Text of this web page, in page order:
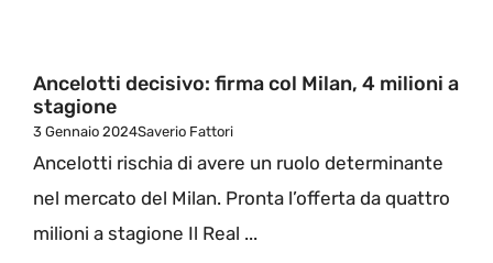
Ancelotti decisivo: firma col Milan, 4 milioni a
stagione
3 Gennaio 2024Saverio Fattori
Ancelotti rischia di avere un ruolo determinante
nel mercato del Milan. Pronta l’offerta da quattro
milioni a stagione Il Real ...